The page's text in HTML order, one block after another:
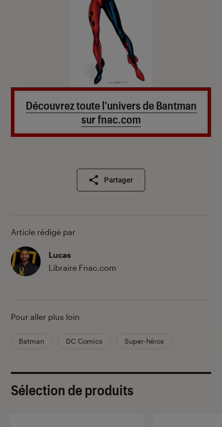
Découvrez toute l’univers de Bantman
sur fnac.com
Partager
Article rédigé par
Lucas
Libraire Fnac.com
Pour aller plus loin
Batman DC Comics Super-héros
Sélection de produits